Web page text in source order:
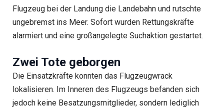
Flugzeug bei der Landung die Landebahn und rutschte
ungebremst ins Meer. Sofort wurden Rettungskräfte
alarmiert und eine großangelegte Suchaktion gestartet.
Zwei Tote geborgen
Die Einsatzkräfte konnten das Flugzeugwrack
lokalisieren. Im Inneren des Flugzeugs befanden sich
jedoch keine Besatzungsmitglieder, sondern lediglich